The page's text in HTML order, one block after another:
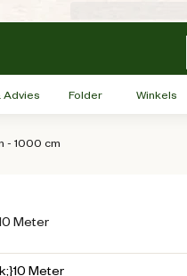
Advies Folder Winkels
- 1000 cm
Meter